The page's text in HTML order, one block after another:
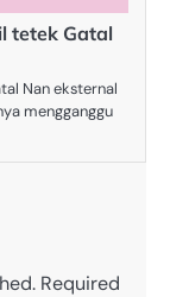
tetek Gatal
Nan eksternal
mengganggu
Required